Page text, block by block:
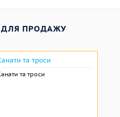
ДЛЯ ПРОДАЖУ
та троси
та троси